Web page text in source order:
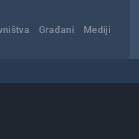
Građani Mediji